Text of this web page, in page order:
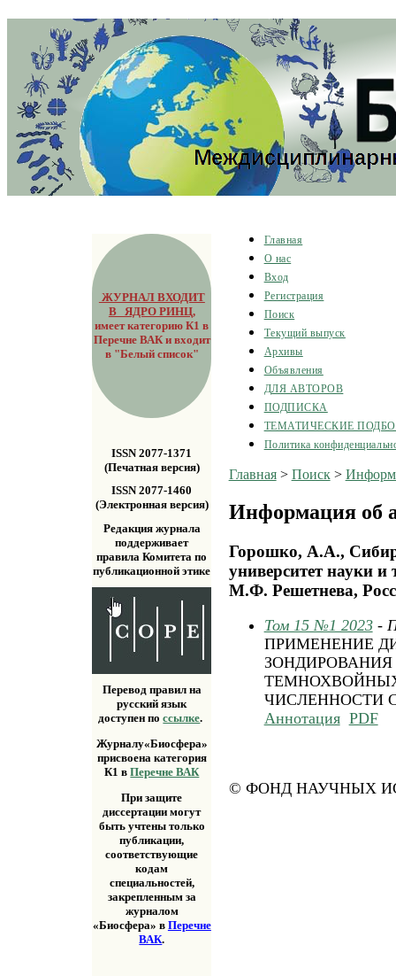
ЖУРНАЛ ВХОДИТ
В ЯДРО РИНЦ,
имеет категорию К1 в
Перечне ВАК и входит
в "Белый список"
ISSN 2077-1371
(Печатная версия)
ISSN 2077-1460
(Электронная версия)
Редакция журнала
поддерживает
правила Комитета по
публикационной этике
Перевод правил на
русский язык
доступен поссылке.
Журналу«Биосфера»
присвоена категория
К1 вПеречне ВАК
При защите
диссертации могут
быть учтены только
публикации,
соответствующие
кодам
специальностей,
закрепленным за
журналом
«Биосфера» в Перечне
ВАК.
Главная
О нас
Вход
Регистрация
Поиск
Текущий выпуск
Архивы
Объявления
ДЛЯ АВТОРОВ
ПОДПИСКА
ТЕМАТИЧЕСКИЕ
Политика
Главная> Поиск>
Информация об
Горошко, А.А.,
университет науки
М.Ф. Решетнева,
Том 15 №1 2023-
ПРИМЕНЕНИЕ
ЧИСЛЕННОСТИ
Аннотация PDF
© ФОНД НАУЧНЫХ